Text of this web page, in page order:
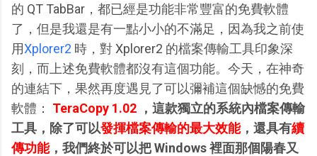
的 QT TabBar，都已經是功能非常豐富的免費軟體
了，但是我還是有一點小小的不滿足，因為我之前使
用Xplorer2 時，對 Xplorer2 的檔案傳輸工具印象深
刻，而上述免費軟體都沒有這個功能。今天，在神奇
的連結下，果然再度遇見了可以彌補這個缺憾的免費
軟體：
TeraCopy 1.02 ，這款獨立的系統內檔案傳輸
工具，除了可以發揮檔案傳輸的最大效能，還具有續
傳功能，我們終於可以把 Windows 裡面那個陽春又